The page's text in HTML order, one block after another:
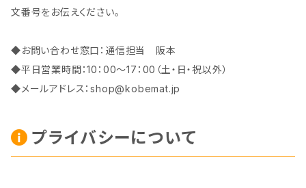
文番号をお伝えください。
◆お問い合わせ窓口：通信担当 阪本
◆平日営業時間：10：00～17：00（土・日・祝以外）
◆メールアドレス：shop@kobemat.jp
プライバシーについて